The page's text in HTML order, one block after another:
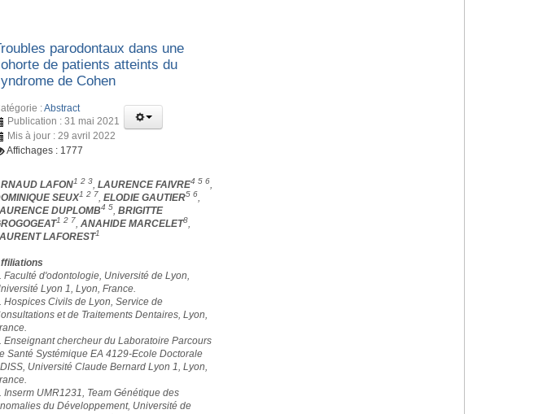
parodontaux dans une
de patients atteints du
de Cohen
:Abstract
Publication : 31 mai 2021
Mis à jour : 29 avril 2022
Affichages : 1777
LAFON1 2 3,LAURENCE FAIVRE4 5 6,
SEUX1 2 7,ELODIE GAUTIER5 6,
DUPLOMB4 5,BRIGITTE
1 2 7,ANAHIDE MARCELET8,
LAFOREST1
Faculté d'odontologie, Université de Lyon,
Lyon 1, Lyon, France.
Hospices Civils de Lyon, Service de
et de Traitements Dentaires, Lyon,
Enseignant chercheur du Laboratoire Parcours
Santé Systémique EA 4129-Ecole Doctorale
Université Claude Bernard Lyon 1, Lyon,
Inserm UMR1231, Team Génétique des
du Développement, Université de